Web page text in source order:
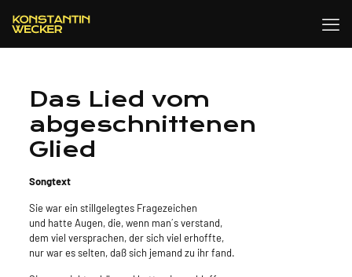
Das Lied vom
abgeschnittenen
Glied
Songtext
Sie war ein stillgelegtes Fragezeichen
und hatte Augen, die, wenn man´s verstand,
dem viel versprachen, der sich viel erhoffte,
nur war es selten, daß sich jemand zu ihr fand.